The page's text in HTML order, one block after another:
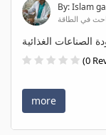
By: Islam
الصناعات الغذائية
(0
more